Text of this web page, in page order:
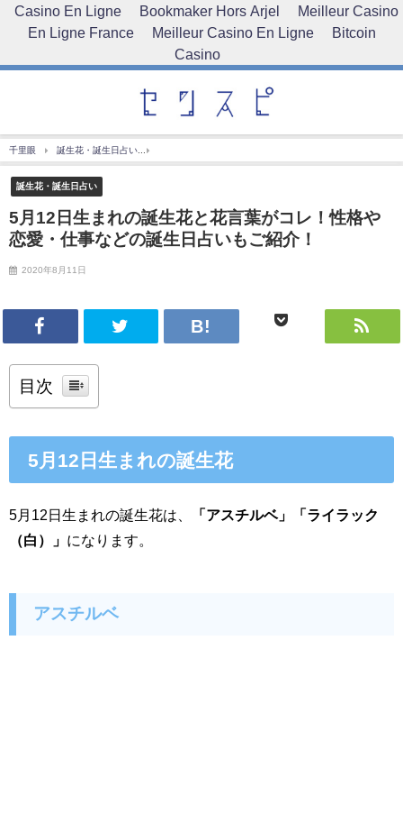
Casino En Ligne Bookmaker Hors Arjel
Meilleur Casino
En Ligne France
Meilleur Casino En Ligne
Bitcoin
Casino
千里眼 誕生花・誕生日占い
誕生花・誕生日占い
5月12日生まれの誕生花と花言葉がコレ！性格や
恋愛・仕事などの誕生日占いもご紹介！
2020年8月11日
目次
5月12日生まれの誕生花
5月12日生まれの誕生花は、
「アスチルベ」「ライラック
（白）」 になります。
アスチルベ